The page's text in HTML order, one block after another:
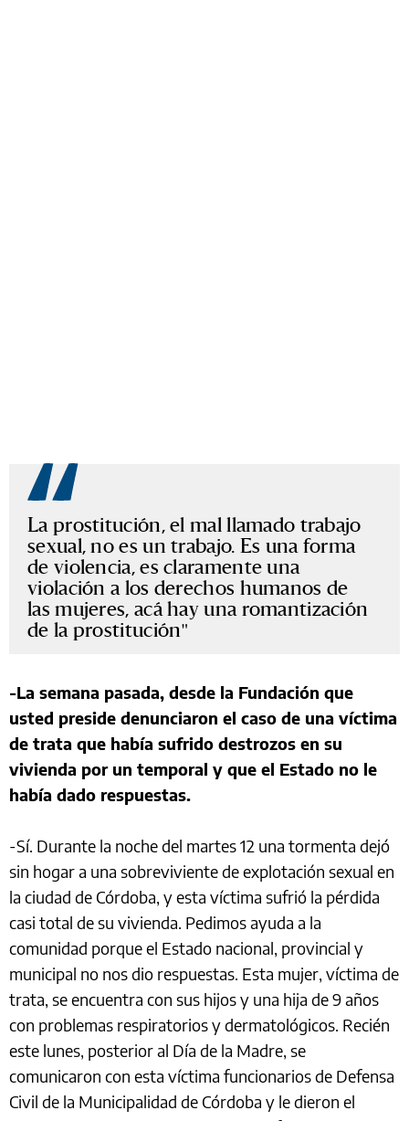
La prostitución, el mal llamado trabajo
sexual, no es un trabajo. Es una forma
de violencia, es claramente una
violación a los derechos humanos de
las mujeres, acá hay una romantización
de la prostitución
-La semana pasada, desde la Fundación que
usted preside denunciaron el caso de una víctima
de trata que había sufrido destrozos en su
vivienda por un temporal y que el Estado no le
había dado respuestas.
-Sí. Durante la noche del martes 12 una tormenta dejó
sin hogar a una sobreviviente de explotación sexual en
la ciudad de Córdoba, y esta víctima sufrió la pérdida
casi total de su vivienda. Pedimos ayuda a la
comunidad porque el Estado nacional, provincial y
municipal no nos dio respuestas. Esta mujer, víctima de
trata, se encuentra con sus hijos y una hija de 9 años
con problemas respiratorios y dermatológicos. Recién
este lunes, posterior al Día de la Madre, se
comunicaron con esta víctima funcionarios de Defensa
Civil de la Municipalidad de Córdoba y le dieron el